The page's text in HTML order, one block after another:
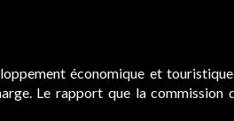
économique et
Le rapport que la commission